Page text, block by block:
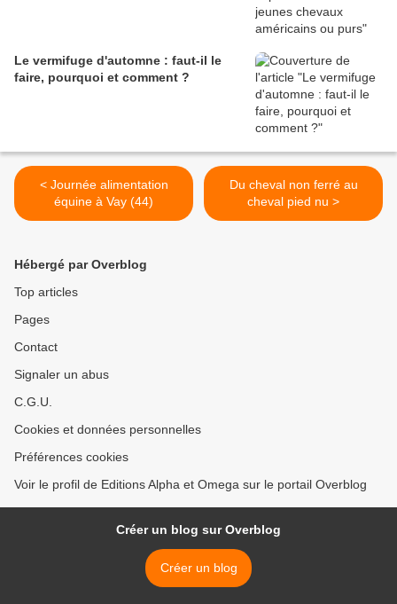
Le vermifuge d'automne : faut-il le
faire, pourquoi et comment ?
< Journée alimentation
équine à Vay (44)
Du cheval non ferré au
cheval pied nu >
Hébergé par Overblog
Top articles
Pages
Contact
Signaler un abus
C.G.U.
Cookies et données personnelles
Préférences cookies
Voir le profil de Editions Alpha et Omega sur le portail Overblog
Créer un blog sur Overblog
Créer un blog